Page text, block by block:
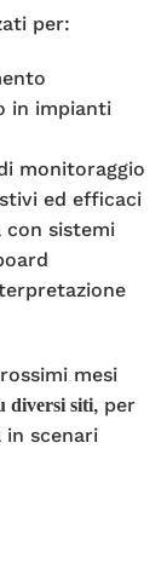
per:
in impianti
monitoraggio
ed efficaci
sistemi
mesi
diversi siti, per
in scenari